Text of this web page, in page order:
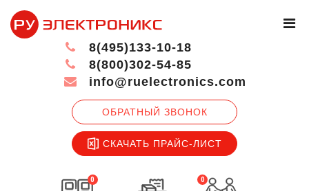
ОБРАТНЫЙ ЗВОНОК
СКАЧАТЬ ПРАЙС-ЛИСТ
8(495)133-10-18
8(800)302-54-85
info@ruelectronics.com
0 0